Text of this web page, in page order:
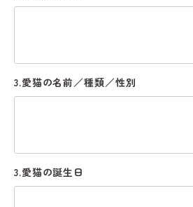
3.愛猫の名前／種類／性別
3.愛猫の誕生日